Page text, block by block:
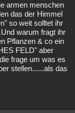
armen menschen
das der Himmel
so weit solltet ihr
warum fragt ihr
Pflanzen & co ein
FELD" aber
frage um was es
stellen......als das